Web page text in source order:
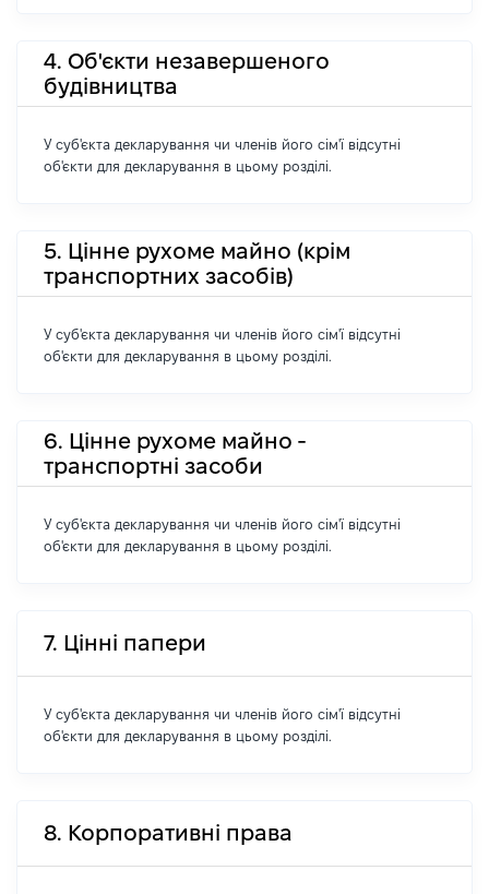
4. Об'єкти незавершеного
будівництва
У суб'єкта декларування чи членів його сім'ї відсутні
об'єкти для декларування в цьому розділі.
5. Цінне рухоме майно (крім
транспортних засобів)
У суб'єкта декларування чи членів його сім'ї відсутні
об'єкти для декларування в цьому розділі.
6. Цінне рухоме майно -
транспортні засоби
У суб'єкта декларування чи членів його сім'ї відсутні
об'єкти для декларування в цьому розділі.
7. Цінні папери
У суб'єкта декларування чи членів його сім'ї відсутні
об'єкти для декларування в цьому розділі.
8. Корпоративні права